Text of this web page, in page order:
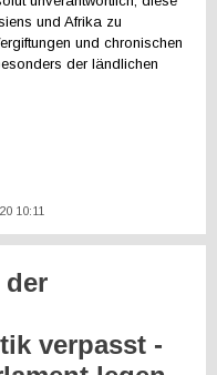
und Afrika zu
und chronischen
der ländlichen
10:11
der
verpasst -